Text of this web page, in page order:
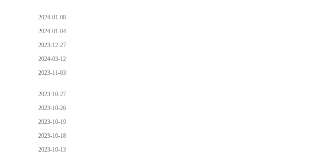
2024-01-08
2024-01-04
2023-12-27
2024-03-12
2023-11-03
2023-10-27
2023-10-26
2023-10-19
2023-10-18
2023-10-13